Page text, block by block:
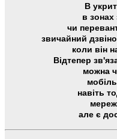
В
в зонах
чи
звичайний
коли він
Відтепер
можна
навіть
але є